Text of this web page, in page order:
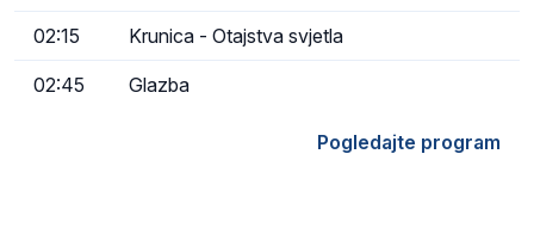
02:15 Krunica - Otajstva svjetla
02:45 Glazba
Pogledajte program